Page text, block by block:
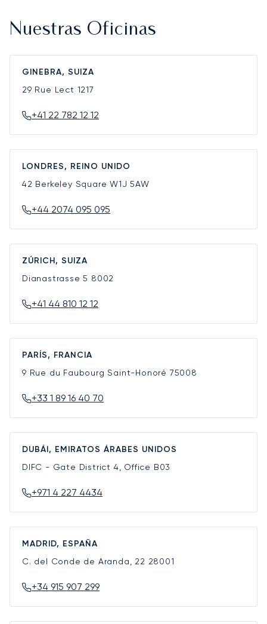
Nuestras Oficinas
GINEBRA, SUIZA
29 Rue Lect 1217
+41 22 782 12 12
LONDRES, REINO UNIDO
42 Berkeley SquareW1J 5AW
+44 2074 095 095
ZÚRICH, SUIZA
Dianastrasse 5 8002
+41 44 810 12 12
PARÍS, FRANCIA
9 Rue du Faubourg Saint-Honoré 75008
+33 1 89 16 40 70
DUBÁI, EMIRATOS ÁRABES UNIDOS
DIFC - Gate District 4, Office B03
+971 4 227 4434
MADRID, ESPAÑA
C. del Conde de Aranda, 22 28001
+34 915 907 299